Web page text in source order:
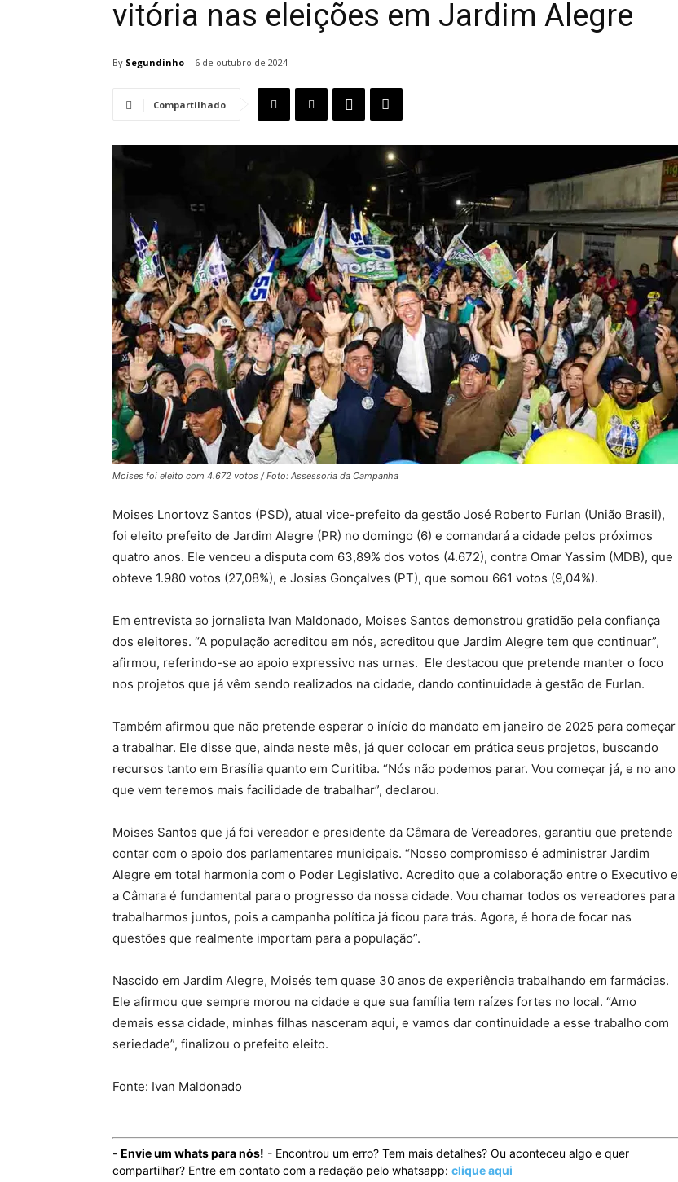
vitória nas eleições em Jardim Alegre
By Segundinho 6 de outubro de 2024
Compartilhado
Moises foi eleito com 4.672 votos / Foto: Assessoria da Campanha
Moises Lnortovz Santos (PSD), atual vice-prefeito da gestão José Roberto Furlan (União Brasil),
foi eleito prefeito de Jardim Alegre (PR) no domingo (6) e comandará a cidade pelos próximos
quatro anos. Ele venceu a disputa com 63,89% dos votos (4.672), contra Omar Yassim (MDB), que
obteve 1.980 votos (27,08%), e Josias Gonçalves (PT), que somou 661 votos (9,04%).
Em entrevista ao jornalista Ivan Maldonado, Moises Santos demonstrou gratidão pela confiança
dos eleitores. “A população acreditou em nós, acreditou que Jardim Alegre tem que continuar”,
afirmou, referindo-se ao apoio expressivo nas urnas. Ele destacou que pretende manter o foco
nos projetos que já vêm sendo realizados na cidade, dando continuidade à gestão de Furlan.
Também afirmou que não pretende esperar o início do mandato em janeiro de 2025 para começar
a trabalhar. Ele disse que, ainda neste mês, já quer colocar em prática seus projetos, buscando
recursos tanto em Brasília quanto em Curitiba. “Nós não podemos parar. Vou começar já, e no ano
que vem teremos mais facilidade de trabalhar”, declarou.
Moises Santos que já foi vereador e presidente da Câmara de Vereadores, garantiu que pretende
contar com o apoio dos parlamentares municipais. “Nosso compromisso é administrar Jardim
Alegre em total harmonia com o Poder Legislativo. Acredito que a colaboração entre o Executivo e
a Câmara é fundamental para o progresso da nossa cidade. Vou chamar todos os vereadores para
trabalharmos juntos, pois a campanha política já ficou para trás. Agora, é hora de focar nas
questões que realmente importam para a população”.
Nascido em Jardim Alegre, Moisés tem quase 30 anos de experiência trabalhando em farmácias.
Ele afirmou que sempre morou na cidade e que sua família tem raízes fortes no local. “Amo
demais essa cidade, minhas filhas nasceram aqui, e vamos dar continuidade a esse trabalho com
seriedade”, finalizou o prefeito eleito.
Fonte: Ivan Maldonado
- Envie um whats para nós! - Encontrou um erro? Tem mais detalhes? Ou aconteceu algo e quer
compartilhar? Entre em contato com a redação pelo whatsapp: clique aqui